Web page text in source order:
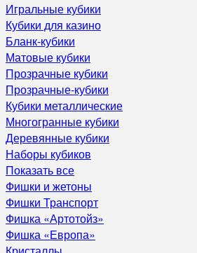
Игральные кубики
Кубики для казино
Бланк-кубики
Матовые кубики
Прозрачные кубики
Прозрачные-кубики
Кубики металлические
Многогранные кубики
Деревянные кубики
Наборы кубиков
Показать все
Фишки и жетоны
Фишки Транспорт
Фишка «Артотойз»
Фишка «Европа»